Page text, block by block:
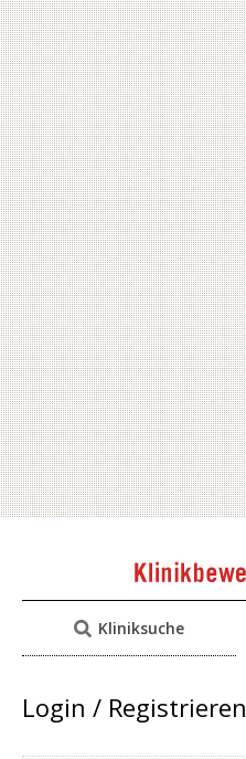
Kliniksuche
Login / Registrieren